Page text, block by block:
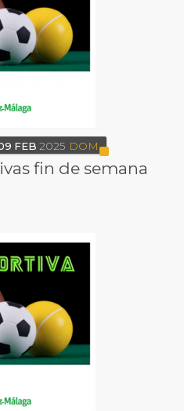
FEB 2025 DOM
fin de semana